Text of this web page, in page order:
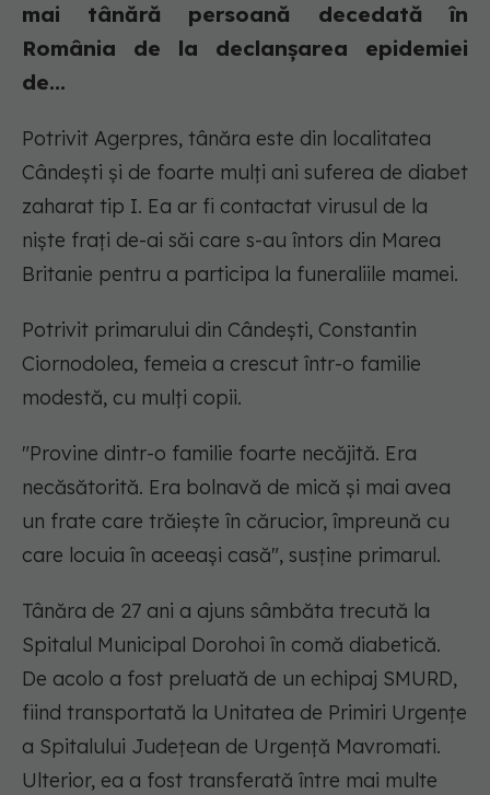
mai tânără persoană decedată în
România de la declanşarea epidemiei
de...
Potrivit Agerpres, tânăra este din localitatea
Cândeşti şi de foarte mulţi ani suferea de diabet
zaharat tip I. Ea ar fi contactat virusul de la
nişte fraţi de-ai săi care s-au întors din Marea
Britanie pentru a participa la funeraliile mamei.
Potrivit primarului din Cândeşti, Constantin
Ciornodolea, femeia a crescut într-o familie
modestă, cu mulţi copii.
"Provine dintr-o familie foarte necăjită. Era
necăsătorită. Era bolnavă de mică şi mai avea
un frate care trăieşte în cărucior, împreună cu
care locuia în aceeaşi casă", susţine primarul.
Tânăra de 27 ani a ajuns sâmbăta trecută la
Spitalul Municipal Dorohoi în comă diabetică.
De acolo a fost preluată de un echipaj SMURD,
fiind transportată la Unitatea de Primiri Urgenţe
a Spitalului Judeţean de Urgenţă Mavromati.
Ulterior, ea a fost transferată între mai multe